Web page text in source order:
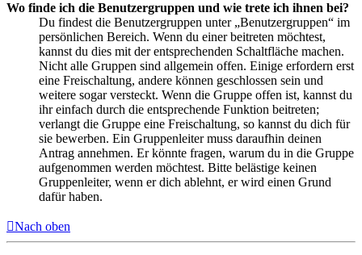
Wo finde ich die Benutzergruppen und wie trete ich ihnen bei?
Du findest die Benutzergruppen unter „Benutzergruppen“ im
persönlichen Bereich. Wenn du einer beitreten möchtest,
kannst du dies mit der entsprechenden Schaltfläche machen.
Nicht alle Gruppen sind allgemein offen. Einige erfordern erst
eine Freischaltung, andere können geschlossen sein und
weitere sogar versteckt. Wenn die Gruppe offen ist, kannst du
ihr einfach durch die entsprechende Funktion beitreten;
verlangt die Gruppe eine Freischaltung, so kannst du dich für
sie bewerben. Ein Gruppenleiter muss daraufhin deinen
Antrag annehmen. Er könnte fragen, warum du in die Gruppe
aufgenommen werden möchtest. Bitte belästige keinen
Gruppenleiter, wenn er dich ablehnt, er wird einen Grund
dafür haben.
Nach oben